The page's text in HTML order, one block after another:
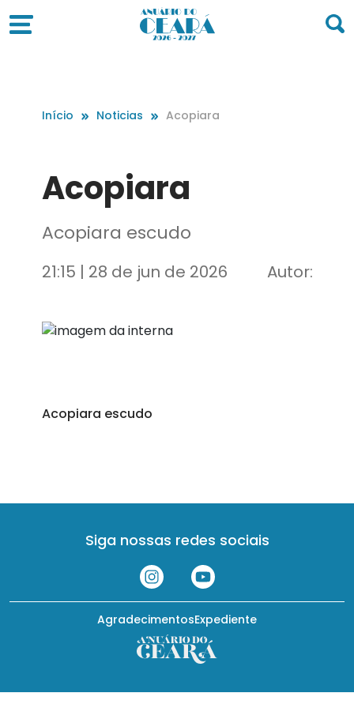
Início Noticias Acopiara
Acopiara
Acopiara escudo
21:15 | 28 de jun de 2026 Autor:
Acopiara escudo
Siga nossas redes sociais
Expediente
Agradecimentos